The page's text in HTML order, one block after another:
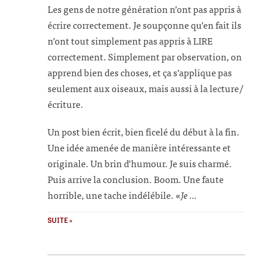
Les gens de notre génération n’ont pas appris à
écrire correctement. Je soupçonne qu’en fait ils
n’ont tout simplement pas appris à LIRE
correctement. Simplement par observation, on
apprend bien des choses, et ça s’applique pas
seulement aux oiseaux, mais aussi à la lecture/
écriture.
Un post bien écrit, bien ficelé du début à la fin.
Une idée amenée de manière intéressante et
originale. Un brin d’humour. Je suis charmé.
Puis arrive la conclusion. Boom. Une faute
horrible, une tache indélébile. «Je …
SUITE »